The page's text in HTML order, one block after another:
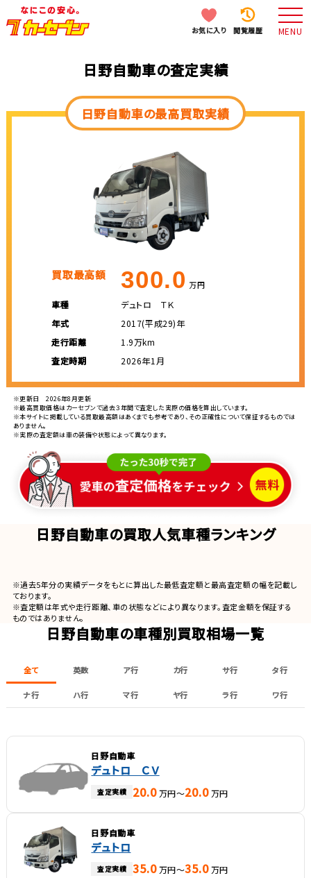
お気に入り 閲覧履歴 MENU
日野自動車の査定実績
日野自動車の最高買取実績
買取最高額 300.0 万円
車種
デュトロ ＴＫ
年式
2017(平成29)年
走行距離
1.9万km
査定時期
2026年1月
※更新日 2026年8月更新
※最高買取価格はカーセブンで過去３年間で査定した実際の価格を算出しています。
※本サイトに掲載している買取最高額はあくまでも参考であり、その正確性について保証するものでは
ありません。
※実際の査定額は車の装備や状態によって異なります。
日野自動車の買取人気車種ランキング
※過去5年分の実績データをもとに算出した最低査定額と最高査定額の幅を記載し
ております。
※査定額は年式や走行距離、車の状態などにより異なります。査定金額を保証する
ものではありません。
日野自動車の車種別買取相場一覧
全て 英数 ア行 カ行 サ行 タ行
ナ行 ハ行 マ行 ヤ行 ラ行 ワ行
日野自動車
デュトロ ＣＶ
査定実績 20.0万円～20.0万円
日野自動車
デュトロ
査定実績 35.0万円～35.0万円